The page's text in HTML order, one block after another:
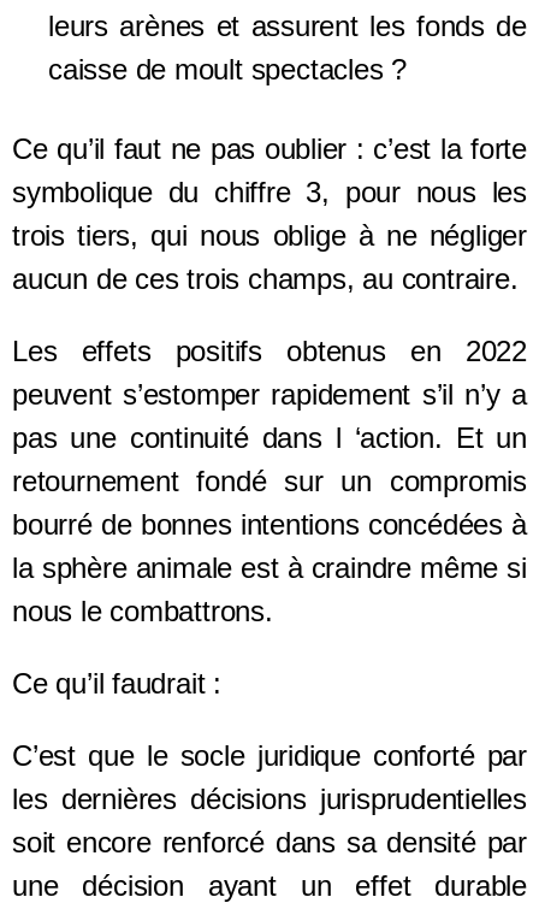
leurs arènes et assurent les fonds de
caisse de moult spectacles?
Ce qu’il faut ne pas oublier : c’est la forte
symbolique du chiffre 3, pour nous les
trois tiers, qui nous oblige à ne négliger
aucun de ces trois champs, au contraire.
Les effets positifs obtenus en 2022
peuvent s’estomper rapidement s’il n’y a
pas une continuité dans l ‘action. Et un
retournement fondé sur un compromis
bourré de bonnes intentions concédées à
la sphère animale est à craindre même si
nous le combattrons.
Ce qu’il faudrait :
C’est que le socle juridique conforté par
les dernières décisions jurisprudentielles
soit encore renforcé dans sa densité par
une décision ayant un effet durable